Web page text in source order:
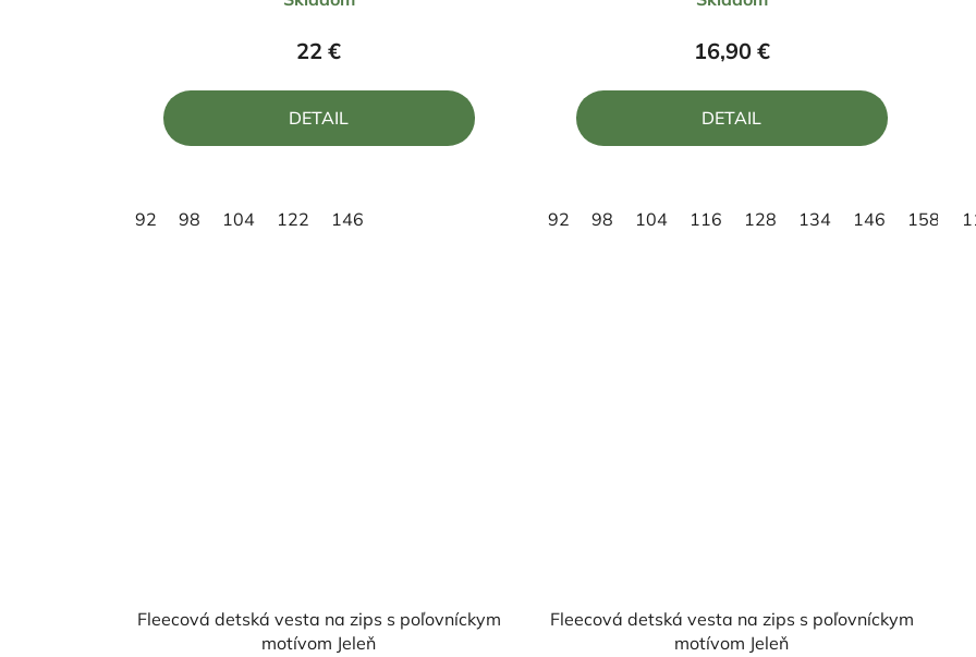
hodnotenie
produktu
4,8
z
22 €
DETAIL
92 98 104 122 146
hodnotenie
produktu
5,0
z
16,90 €
DETAIL
92 98 104 116 128 134 146 158
Fleecová detská vesta na zips s poľovníckym
motívom Jeleň
Fleecová detská vesta na zips s poľovníckym
motívom Jeleň